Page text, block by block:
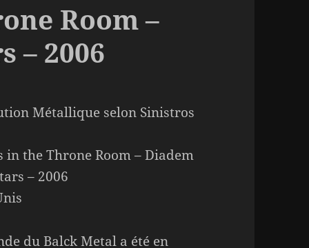
Room –
– 2006
Métallique selon Sinistros
in the Throne Room – Diadem
– 2006
du Balck Metal a été en